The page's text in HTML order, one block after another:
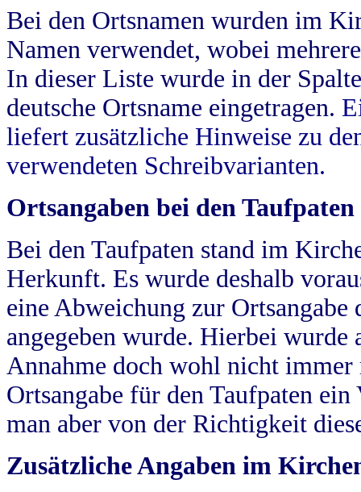
Bei den Ortsnamen wurden im
Namen verwendet, wobei
In dieser Liste wurde in der
deutsche Ortsname eingetragen.
liefert zusätzliche Hinweise zu
verwendeten Schreibvarianten.
Ortsangaben bei den Taufpaten
Bei den Taufpaten stand im
Herkunft. Es wurde deshalb
eine Abweichung zur
angegeben wurde. Hierbei wurde
Annahme doch wohl nicht
Ortsangabe für den Taufpaten
man aber von der Richtigkeit
Zusätzliche Angaben im